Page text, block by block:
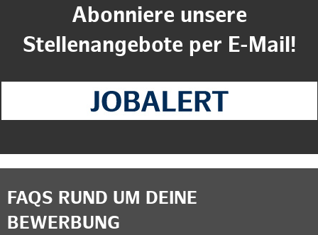
Abonniere unsere
Stellenangebote per E-Mail!
FAQS RUND UM DEINE
BEWERBUNG